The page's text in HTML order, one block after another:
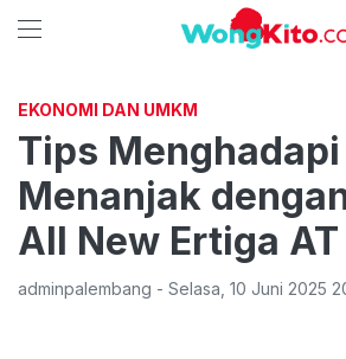
EKONOMI DAN UMKM
Tips
Menanjak
All New Ertiga AT
adminpalembang - Selasa 10 Juni 2025